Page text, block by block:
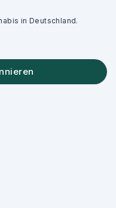
in Deutschland.